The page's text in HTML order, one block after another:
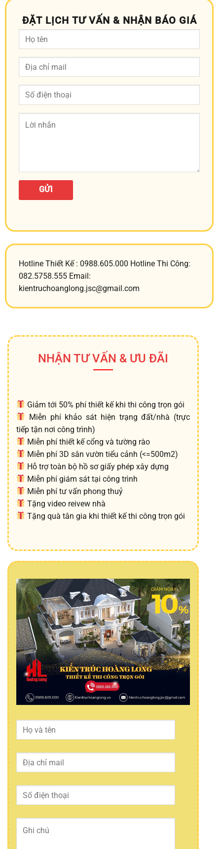
ĐẶT LỊCH TƯ VẤN & NHẬN BÁO GIÁ
Hotline Thiết Kế : 0988.605.000 Hotline Thi Công:
082.5758.555 Email:
kientruchoanglong.jsc@gmail.com
NHẬN TƯ VẤN & ƯU ĐÃI
Giảm tới 50% phí thiết kế khi thi công trọn gói
Miễn phí khảo sát hiện trạng đất/nhà (trực
tiếp tận nơi công trình)
Miễn phí thiết kế cổng và tường rào
Miễn phí 3D sân vườn tiểu cảnh (<=500m2)
Hỗ trợ toàn bộ hồ sơ giấy phép xây dựng
Miễn phí giám sát tại công trình
Miễn phí tư vấn phong thuỷ
Tặng video reivew nhà
Tặng quà tân gia khi thiết kế thi công trọn gói